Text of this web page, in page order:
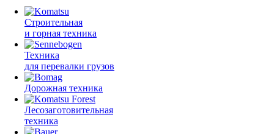
Строительная
и горная техника
Техника
для перевалки грузов
Дорожная техника
Лесозаготовительная
техника